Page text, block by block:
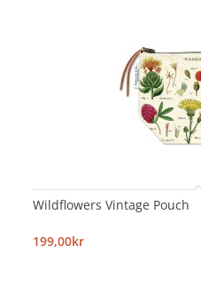
Wildflowers Vintage Pouch
199,00kr